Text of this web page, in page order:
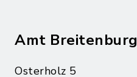
Amt Breitenburg
Osterholz 5